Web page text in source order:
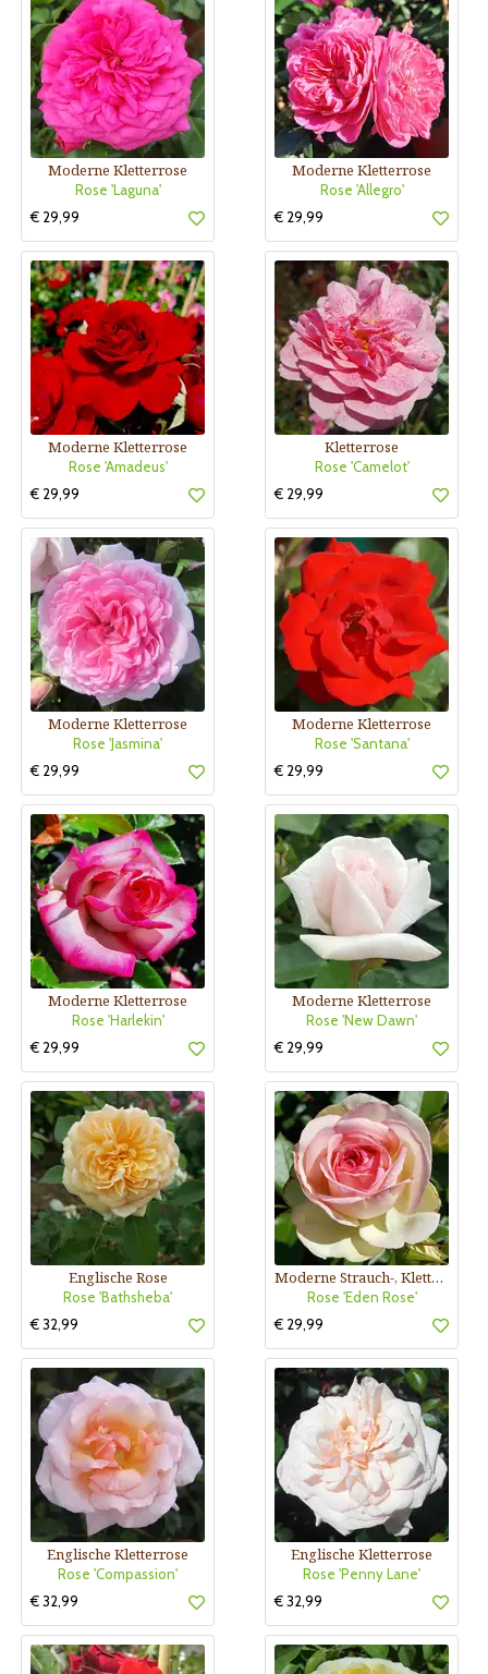
Moderne Kletterrose
Rose 'Laguna'
€ 29,99
Moderne Kletterrose
Rose 'Allegro'
€ 29,99
Moderne Kletterrose
Rose 'Amadeus'
€ 29,99
Kletterrose
Rose 'Camelot'
€ 29,99
Moderne Kletterrose
Rose 'Jasmina'
€ 29,99
Moderne Kletterrose
Rose 'Santana'
€ 29,99
Moderne Kletterrose
Rose 'Harlekin'
€ 29,99
Moderne Kletterrose
Rose 'New Dawn'
€ 29,99
Englische Rose
Rose 'Bathsheba'
€ 32,99
Moderne Strauch-, Kletterrose
Rose 'Eden Rose'
€ 29,99
Englische Kletterrose
Rose 'Compassion'
€ 32,99
Englische Kletterrose
Rose 'Penny Lane'
€ 32,99